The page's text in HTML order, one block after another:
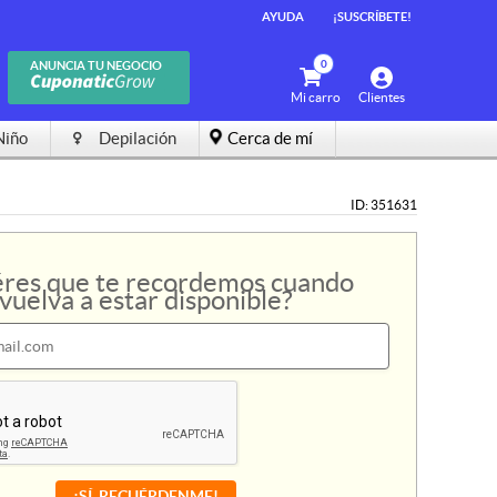
AYUDA ¡SUSCRÍBETE!
ANUNCIA TU NEGOCIO
Clientes
0
Mi carro
Depilación Cerca de mí
ID: 351631
que te recordemos cuando
a estar disponible?
AYUDA ¡SUSCRÍBETE!
ANUNCIA TU NEGOCIO
Clientes
0
Mi carro
Depilación Cerca de mí